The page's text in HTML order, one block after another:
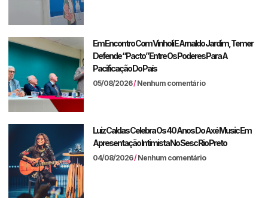
Em Encontro Com Vinholi E Arnaldo Jardim, Temer
Defende “pacto” Entre Os Poderes Para A
Pacificação Do País
05/08/2026 Nenhum comentário
Luiz Caldas Celebra Os 40 Anos Do Axé Music Em
Apresentação Intimista No Sesc Rio Preto
04/08/2026 Nenhum comentário